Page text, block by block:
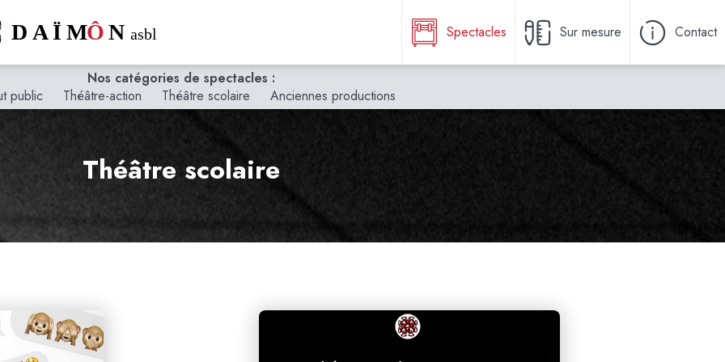
Spectacles Sur mesure Contact
Nos catégories de spectacles :
public
Théâtre-action Théâtre scolaire Anciennes productions
Théâtre scolaire